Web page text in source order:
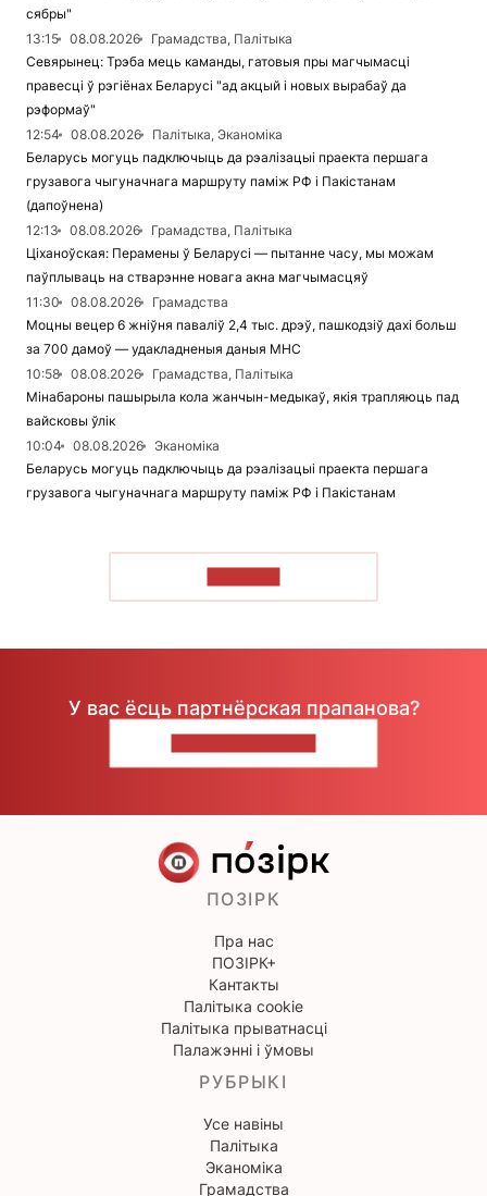
сябры"
13:15
08.08.2026
Грамадства, Палітыка
Севярынец: Трэба мець каманды, гатовыя пры магчымасці
правесці ў рэгіёнах Беларусі "ад акцый і новых вырабаў да
рэформаў"
12:54
08.08.2026
Палітыка, Эканоміка
Беларусь могуць падключыць да рэалізацыі праекта першага
грузавога чыгуначнага маршруту паміж РФ і Пакістанам
(дапоўнена)
12:13
08.08.2026
Грамадства, Палітыка
Ціханоўская: Перамены ў Беларусі — пытанне часу, мы можам
паўплываць на стварэнне новага акна магчымасцяў
11:30
08.08.2026
Грамадства
Моцны вецер 6 жніўня паваліў 2,4 тыс. дрэў, пашкодзіў дахі больш
за 700 дамоў — удакладненыя даныя МНС
10:58
08.08.2026
Грамадства, Палітыка
Мінабароны пашырыла кола жанчын-медыкаў, якія трапляюць пад
вайсковы ўлік
10:04
08.08.2026
Эканоміка
Беларусь могуць падключыць да рэалізацыі праекта першага
грузавога чыгуначнага маршруту паміж РФ і Пакістанам
У вас ёсць партнёрская прапанова?
ПОЗІРК
Пра нас
ПОЗІРК+
Кантакты
Палітыка cookie
Палітыка прыватнасці
Палажэнні і ўмовы
РУБРЫКІ
Усе навіны
Палітыка
Эканоміка
Грамадства